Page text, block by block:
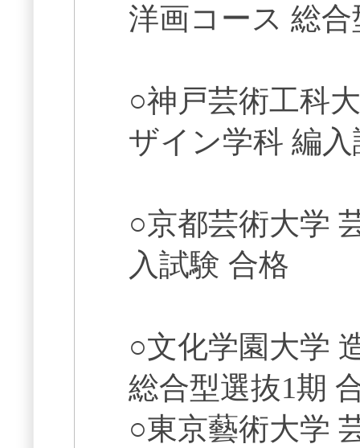
洋画コース 総
○神戸芸術工科
ザイン学科 編
○京都芸術大学
入試験 合格
○文化学園大学
総合型選抜1期
○東京藝術大学